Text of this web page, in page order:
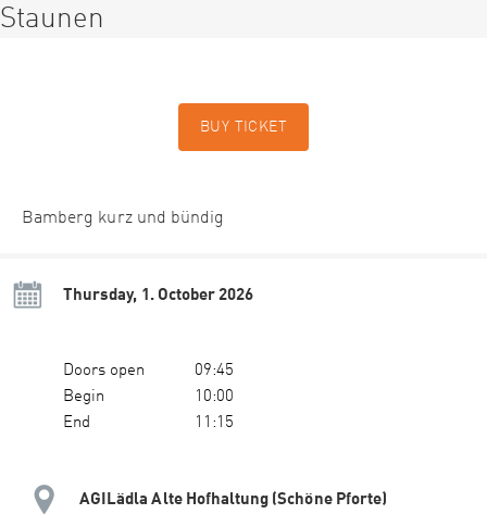
Staunen
BUY TICKET
Bamberg kurz und bündig
Thursday, 1. October 2026
Doors open
09:45
Begin
10:00
End
11:15
AGILädla Alte Hofhaltung (Schöne Pforte)